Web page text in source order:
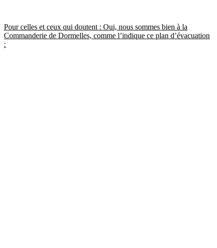
Pour celles et ceux qui doutent : Oui, nous sommes bien à la
Commanderie de Dormelles, comme l’indique ce plan d’évacuation
: